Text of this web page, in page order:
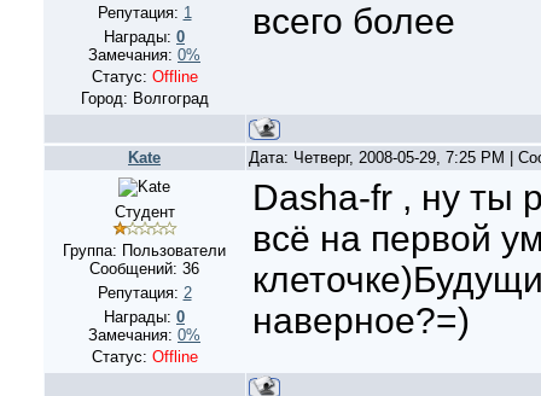
Репутация: 1
Награды: 0
Замечания: 0%
Статус: Offline
Город: Волгоград
всего более
Kate Дата: Четверг, 2008-05-29, 7:25 PM |
Студент
Группа: Пользователи
Сообщений: 36
Репутация: 2
Награды: 0
Замечания: 0%
Статус: Offline
Dasha-fr , ну ты
всё на первой
наверное?=)